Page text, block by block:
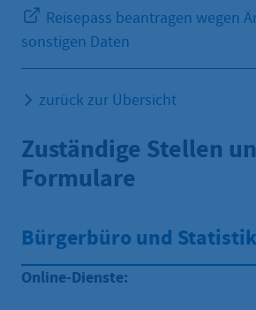
Reisepass beantragen wegen
sonstigen Daten
zurück zur Übersicht
Zuständige Stellen
Formulare
Bürgerbüro und Statistik
Online-Dienste: